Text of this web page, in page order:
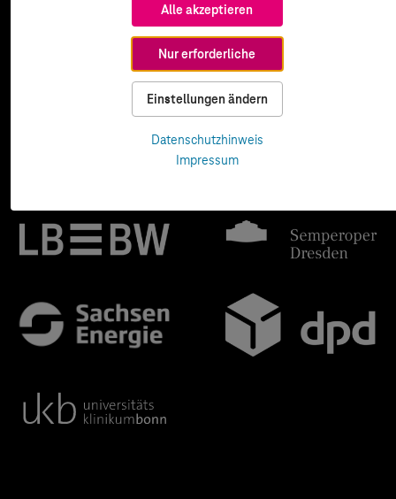
Alle akzeptieren
Nur erforderliche
Einstellungen ändern
Datenschutzhinweis
Impressum